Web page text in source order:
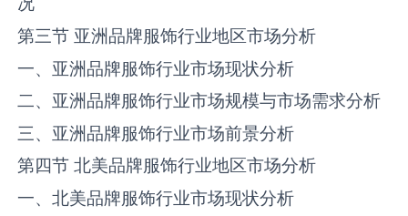
第三节 亚洲品牌服饰行业地区市场分析
一、亚洲品牌服饰行业市场现状分析
二、亚洲品牌服饰行业市场规模与市场需求分析
三、亚洲品牌服饰行业市场前景分析
第四节 北美品牌服饰行业地区市场分析
一、北美品牌服饰行业市场现状分析